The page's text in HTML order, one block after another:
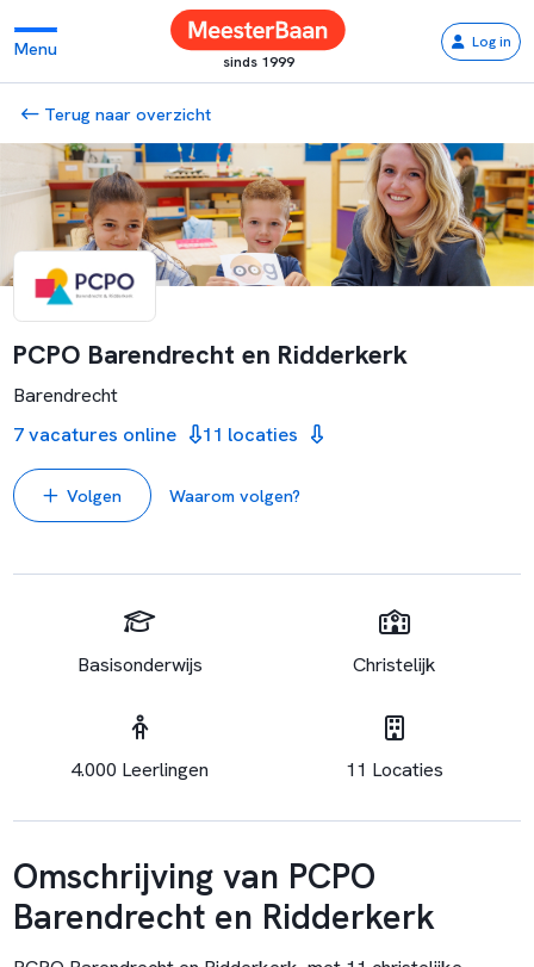
Menu
sinds 1999
Log in
Terug naar overzicht
PCPO Barendrecht en Ridderkerk
Barendrecht
7 vacatures online
11 locaties
Volgen Waarom volgen?
Basisonderwijs Christelijk
4.000 Leerlingen 11 Locaties
Omschrijving van PCPO
Barendrecht en Ridderkerk